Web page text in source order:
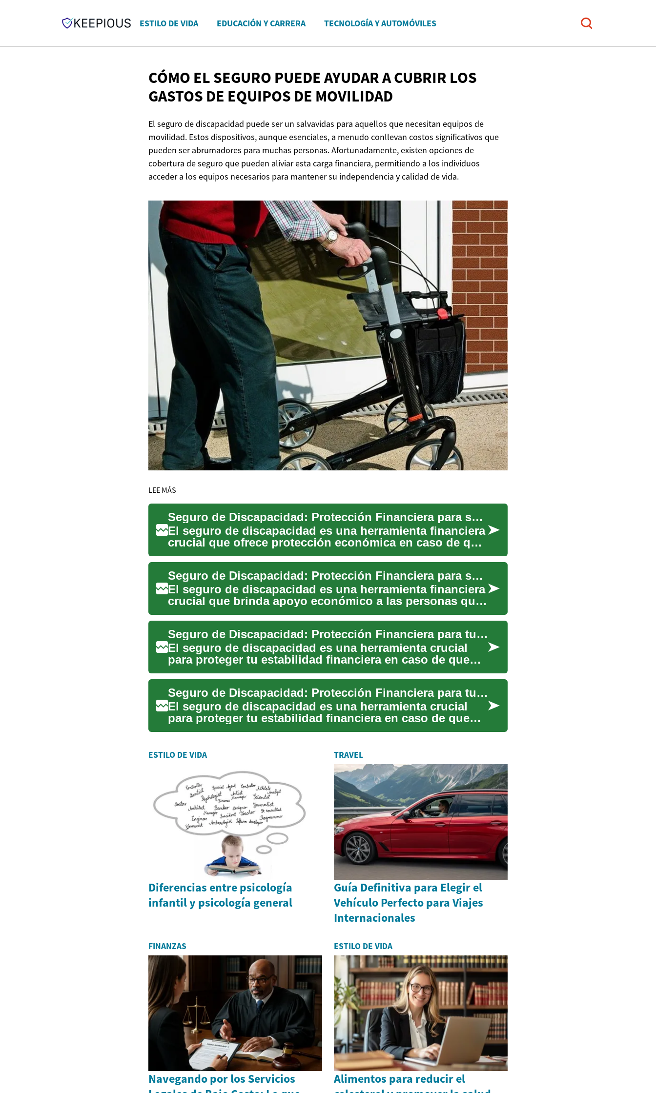
ESTILO DE VIDA EDUCACIÓN Y CARRERA TECNOLOGÍA Y AUTOMÓVILES
CÓMO EL SEGURO PUEDE AYUDAR A CUBRIR LOS
GASTOS DE EQUIPOS DE MOVILIDAD
El seguro de discapacidad puede ser un salvavidas para aquellos que necesitan equipos de
movilidad. Estos dispositivos, aunque esenciales, a menudo conllevan costos significativos que
pueden ser abrumadores para muchas personas. Afortunadamente, existen opciones de
cobertura de seguro que pueden aliviar esta carga financiera, permitiendo a los individuos
acceder a los equipos necesarios para mantener su independencia y calidad de vida.
LEE MÁS
Seguro de Discapacidad: Protección Financiera para su Movilidad y Bienestar
El seguro de discapacidad es una herramienta financiera
crucial que ofrece protección económica en caso de que
una en...
Seguro de Discapacidad: Protección Financiera para su Movilidad y Salud
El seguro de discapacidad es una herramienta financiera
crucial que brinda apoyo económico a las personas que
no pued...
Seguro de Discapacidad: Protección Financiera para tu Movilidad y Salud
El seguro de discapacidad es una herramienta crucial
para proteger tu estabilidad financiera en caso de que
una lesió...
Seguro de Discapacidad: Protección Financiera para tu Movilidad y Bienestar
El seguro de discapacidad es una herramienta crucial
para proteger tu estabilidad financiera en caso de que
una lesió...
ESTILO DE VIDA
Diferencias entre psicología
infantil y psicología general
TRAVEL
Guía Definitiva para Elegir el
Vehículo Perfecto para Viajes
Internacionales
FINANZAS
Navegando por los Servicios
ESTILO DE VIDA
Alimentos para reducir el